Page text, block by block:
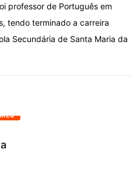
professor de Português em
tendo terminado a carreira
Secundária de Santa Maria da